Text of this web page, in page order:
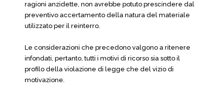
ragioni anzidette, non avrebbe potuto prescindere dal
preventivo accertamento della natura del materiale
utilizzato per il reinterro.
Le considerazioni che precedono valgono a ritenere
infondati, pertanto, tutti i motivi di ricorso sia sotto il
profilo della violazione di legge che del vizio di
motivazione.